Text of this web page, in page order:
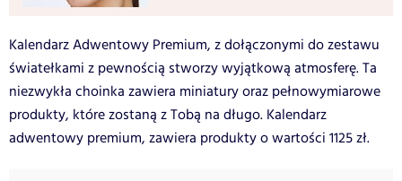
Kalendarz Adwentowy Premium, z dołączonymi do zestawu
światełkami z pewnością stworzy wyjątkową atmosferę. Ta
niezwykła choinka zawiera miniatury oraz pełnowymiarowe
produkty, które zostaną z Tobą na długo. Kalendarz
adwentowy premium, zawiera produkty o wartości 1125 zł.